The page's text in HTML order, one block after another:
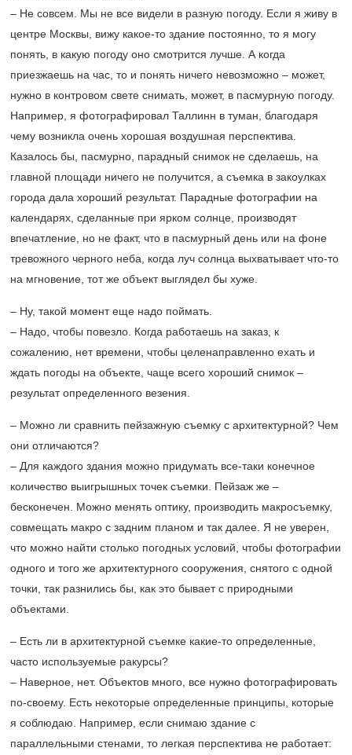
– Не совсем. Мы не все видели в разную погоду. Если я живу в
центре Москвы, вижу какое-то здание постоянно, то я могу
понять, в какую погоду оно смотрится лучше. А когда
приезжаешь на час, то и понять ничего невозможно – может,
нужно в контровом свете снимать, может, в пасмурную погоду.
Например, я фотографировал Таллинн в туман, благодаря
чему возникла очень хорошая воздушная перспектива.
Казалось бы, пасмурно, парадный снимок не сделаешь, на
главной площади ничего не получится, а съемка в закоулках
города дала хороший результат. Парадные фотографии на
календарях, сделанные при ярком солнце, производят
впечатление, но не факт, что в пасмурный день или на фоне
тревожного черного неба, когда луч солнца выхватывает что-то
на мгновение, тот же объект выглядел бы хуже.
– Ну, такой момент еще надо поймать.
– Надо, чтобы повезло. Когда работаешь на заказ, к
сожалению, нет времени, чтобы целенаправленно ехать и
ждать погоды на объекте, чаще всего хороший снимок –
результат определенного везения.
– Можно ли сравнить пейзажную съемку с архитектурной? Чем
они отличаются?
– Для каждого здания можно придумать все-таки конечное
количество выигрышных точек съемки. Пейзаж же –
бесконечен. Можно менять оптику, производить макросъемку,
совмещать макро с задним планом и так далее. Я не уверен,
что можно найти столько погодных условий, чтобы фотографии
одного и того же архитектурного сооружения, снятого с одной
точки, так разнились бы, как это бывает с природными
объектами.
– Есть ли в архитектурной съемке какие-то определенные,
часто используемые ракурсы?
– Наверное, нет. Объектов много, все нужно фотографировать
по-своему. Есть некоторые определенные принципы, которые
я соблюдаю. Например, если снимаю здание с
параллельными стенами, то легкая перспектива не работает: